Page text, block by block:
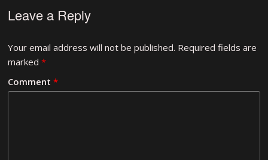
Leave a Reply
Your email address will not be published. Required fields are
marked*
Comment*